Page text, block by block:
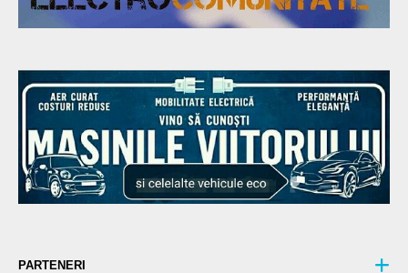
PARTENERI